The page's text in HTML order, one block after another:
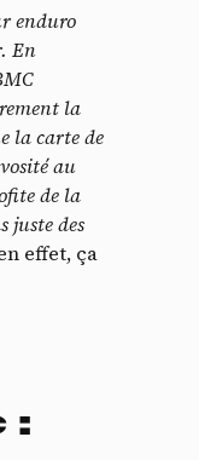
enduro
En
la
la carte de
au
de la
juste des
effet, ça
: